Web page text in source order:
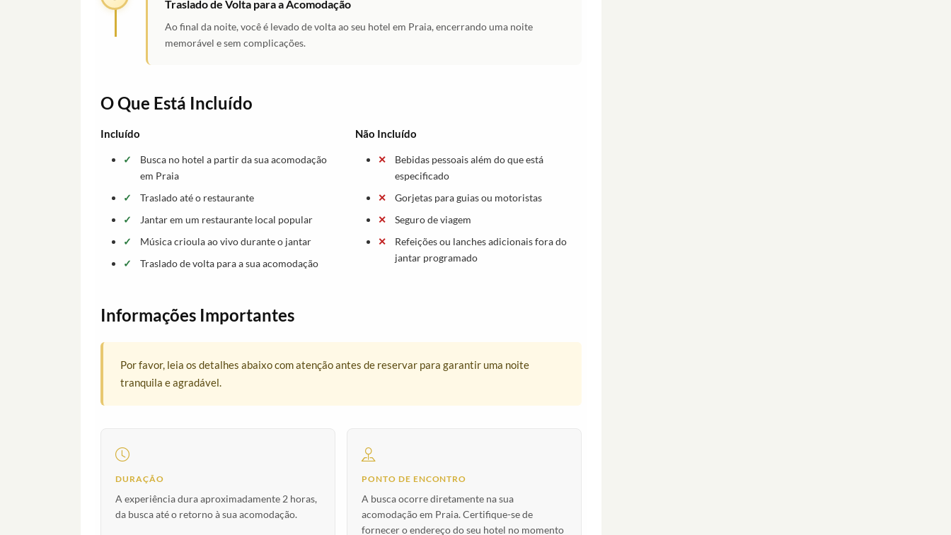
Traslado de Volta para a Acomodação
Ao final da noite, você é levado de volta ao seu hotel em Praia, encerrando uma noite
memorável e sem complicações.
O Que Está Incluído
Incluído
Busca no hotel a partir da sua acomodação
em Praia
Traslado até o restaurante
Jantar em um restaurante local popular
Música crioula ao vivo durante o jantar
Traslado de volta para a sua acomodação
Não Incluído
Bebidas pessoais além do que está
especificado
Gorjetas para guias ou motoristas
Seguro de viagem
Refeições ou lanches adicionais fora do
jantar programado
Informações Importantes
Por favor, leia os detalhes abaixo com atenção antes de reservar para garantir uma noite
tranquila e agradável.
DURAÇÃO
A experiência dura aproximadamente 2 horas,
da busca até o retorno à sua acomodação.
PONTO DE ENCONTRO
A busca ocorre diretamente na sua
acomodação em Praia. Certifique-se de
fornecer o endereço do seu hotel no momento